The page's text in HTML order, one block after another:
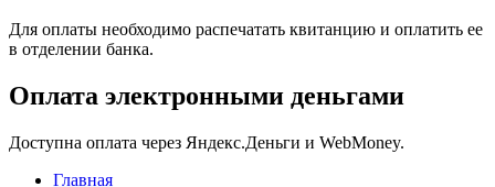
Для оплаты необходимо распечатать квитанцию и оплатить ее
в отделении банка.
Оплата электронными деньгами
Доступна оплата через Яндекс.Деньги и WebMoney.
Главная